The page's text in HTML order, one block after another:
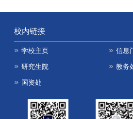
校内链接
学校主页 信息
研究生院 教务
国资处